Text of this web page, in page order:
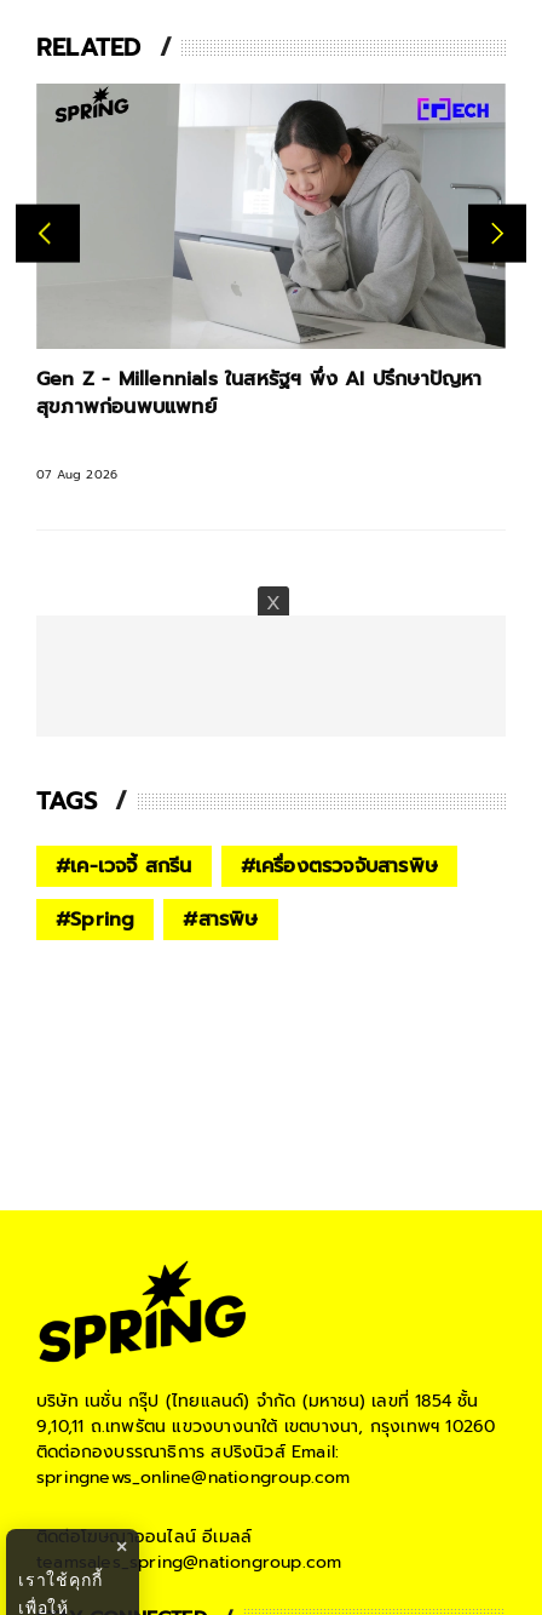
RELATED
Z - Millennials ในสหรัฐฯ พึ่ง AI ปรึกษาปัญหา
าพก่อนพบแพทย์
2026
รัฐบา
TAGS
#เค-เวจจี้ สกรีน #เครื่องตรวจจับสารพิษ
#Spring #สารพิษ
บริษัท เนชั่น กรุ๊ป (ไทยแลนด์) จำกัด (มหาชน) เลขที่ 1854 ชั้น
9,10,11 ถ.เทพรัตน แขวงบางนาใต้ เขตบางนา, กรุงเทพฯ 10260
ติดต่อกองบรรณาธิการ สปริงนิวส์Email:
springnews_online@nationgroup.com
ติดต่อโฆษณาออนไลน์ อีเมลล์
teamsales_spring@nationgroup.com
×
เราใช้คุกกี้
เพื่อให้